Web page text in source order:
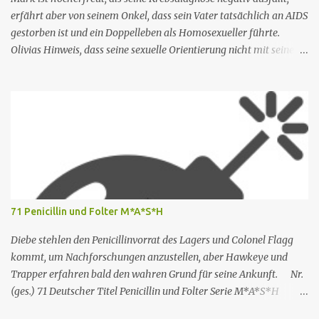
erfährt aber von seinem Onkel, dass sein Vater tatsächlich an AIDS
gestorben ist und ein Doppelleben als Homosexueller führte.
Olivias Hinweis, dass seine sexuelle Orientierung nicht mit seiner
Buchungsfehlers zurechtzuweisen. Rachel erwägt, einen neuen
Schreibauftrag anzunehmen, aber Shane besteht darauf, dass sie
nicht mehr arbeiten darf. Rachel trifft sich mit Nicole, die ihr rät,
ihre Unabhängigkeit zu bewahren. Nr. (ges.) 2 Deutscher Titel Ein
neuer Tag Serie The White Lotus Staffel Staffel 1 Nr. (St.) 2
Original­titel New Day Regie Mike White Drehbuch Mike White
Erstaus­strahlung USA 18. Juli 2021 Deutsch­sprachige Erstaus­
Rachel einen Zeitschriftenartikel geschrieben hat, in dem sie sie
erwähnt, kritisiert Nicole Rachels Arbeit,...
71 Penicillin und Folter M*A*S*H
Diebe stehlen den Penicillinvorrat des Lagers und Colonel Flagg
kommt, um Nachforschungen anzustellen, aber Hawkeye und
Trapper erfahren bald den wahren Grund für seine Ankunft. Nr.
(ges.) 71 Deutscher Titel Penicillin und Folter Serie M*A*S*H